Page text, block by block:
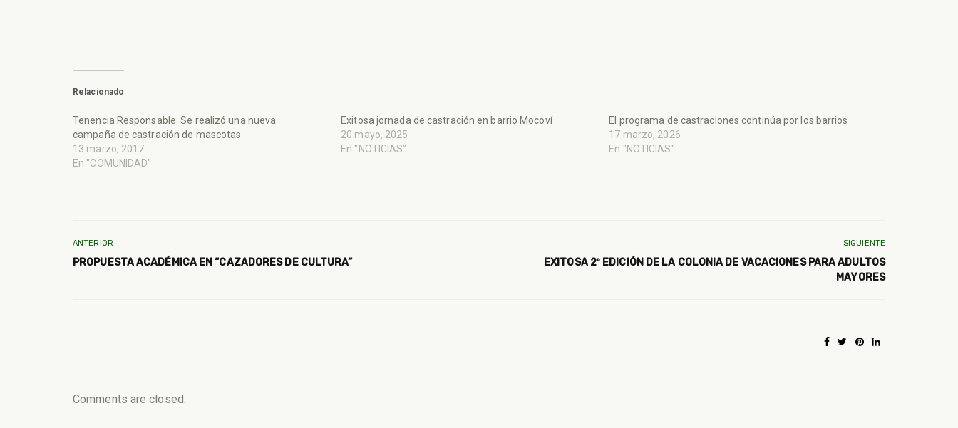
Relacionado
Tenencia Responsable: Se realizó una nueva
campaña de castración de mascotas
13 marzo, 2017
En "COMUNIDAD"
Exitosa jornada de castración en barrio Mocoví
20 mayo, 2025
En "NOTICIAS"
El programa de castraciones continúa por los barrios
17 marzo, 2026
En "NOTICIAS"
ANTERIOR
PROPUESTA ACADÉMICA EN “CAZADORES DE CULTURA”
SIGUIENTE
EXITOSA 2º EDICIÓN DE LA COLONIA DE VACACIONES PARA ADULTOS
MAYORES
Comments are closed.